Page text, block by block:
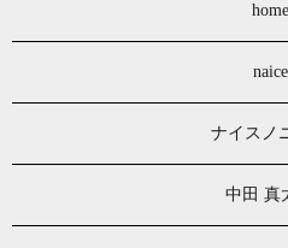
home
naice
ナイスノ
中田 真